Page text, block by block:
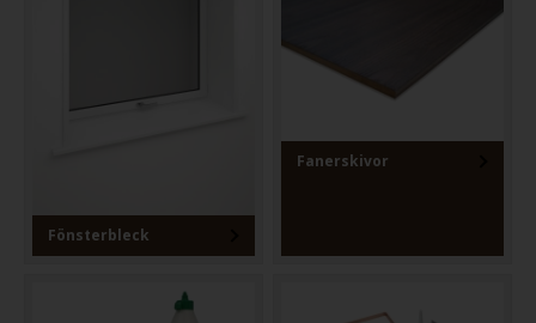
Fönsterbleck
Fanerskivor